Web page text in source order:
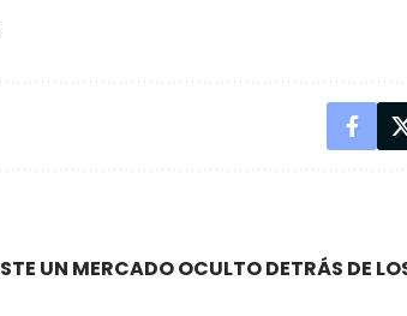
UN MERCADO OCULTO DETRÁS DE